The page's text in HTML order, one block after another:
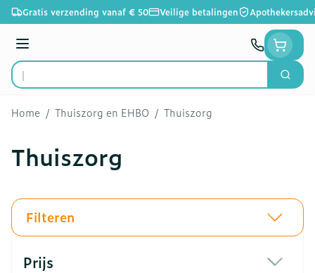
Ga naar de inhoud
Gratis verzending vanaf € 50 Veilige betalingen
Menu
Product, merk, categorie...
Zoek
Home / Thuiszorg en EHBO / Thuiszorg
Thuiszorg
Filteren
Prijs